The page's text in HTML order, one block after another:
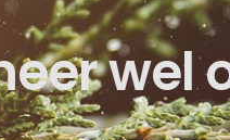
wel